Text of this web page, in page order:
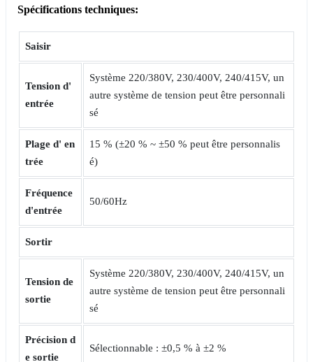
Spécifications techniques:
Saisir
Tension d'
entrée
Système 220/380V, 230/400V, 240/415V, un
autre système de tension peut être personnali
sé
Plage d' en
trée
15 % (±20 % ~ ±50 % peut être personnalis
é)
Fréquence
d'entrée
50/60Hz
Sortir
Tension de
sortie
Système 220/380V, 230/400V, 240/415V, un
autre système de tension peut être personnali
sé
Précision d
e sortie
Sélectionnable : ±0,5 % à ±2 %